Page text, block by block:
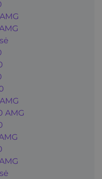
AMG